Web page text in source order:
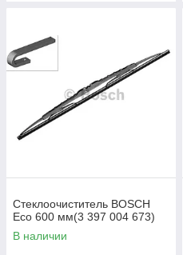
Стеклоочиститель BOSCH
Eco 600 мм(3 397 004 673)
В наличии